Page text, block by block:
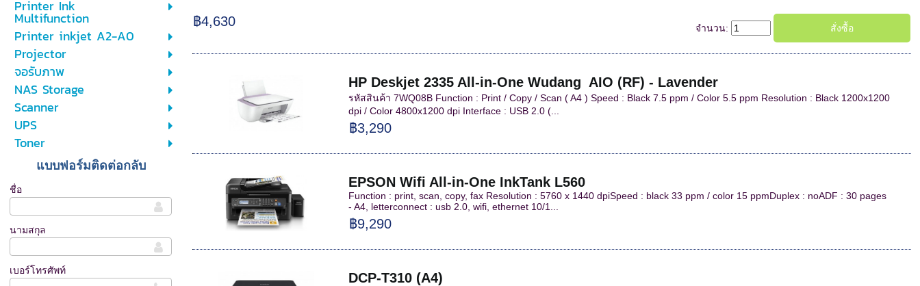
Printer Ink
Multifunction
Printer inkjet A2-A0
Projector
จอรับภาพ
NAS Storage
Scanner
UPS
Toner
แบบฟอร์มติดต่อกลับ
ชื่อ
นามสกุล
เบอร์โทรศัพท์
฿4,630 จำนวน:
HP Deskjet 2335 All-in-One Wudang AIO (RF) - Lavender
รหัสสินค้า 7WQ08B Function : Print / Copy / Scan ( A4 ) Speed : Black 7.5 ppm / Color 5.5 ppm Resolution : Black 1200x1200
dpi / Color 4800x1200 dpi Interface : USB 2.0 (...
฿3,290
EPSON Wifi All-in-One InkTank L560
Function : print, scan, copy, fax Resolution : 5760 x 1440 dpiSpeed : black 33 ppm / color 15 ppmDuplex : noADF : 30 pages
- A4, letterconnect : usb 2.0, wifi, ethernet 10/1...
฿9,290
DCP-T310 (A4)